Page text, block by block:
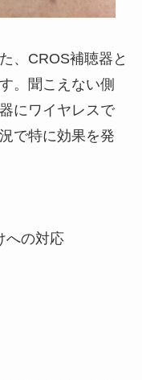
、CROS補聴器と
。聞こえない側
にワイヤレスで
で特に効果を発
への対応